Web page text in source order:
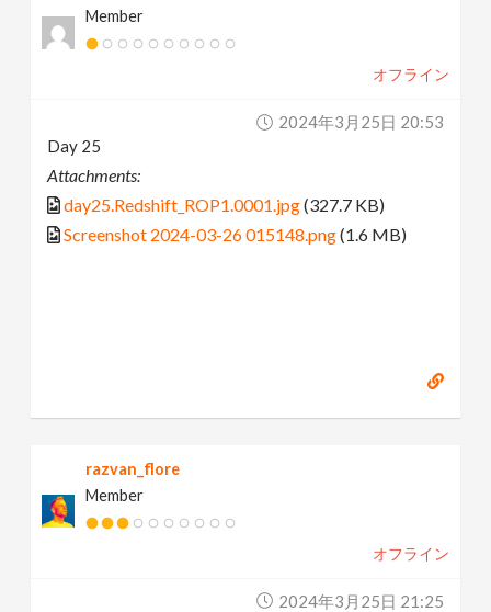
Member
オフライン
2024年3月25日 20:53
Day 25
Attachments:
day25.Redshift_ROP1.0001.jpg(327.7 KB)
Screenshot 2024-03-26 015148.png(1.6 MB)
razvan_flore
Member
オフライン
2024年3月25日 21:25